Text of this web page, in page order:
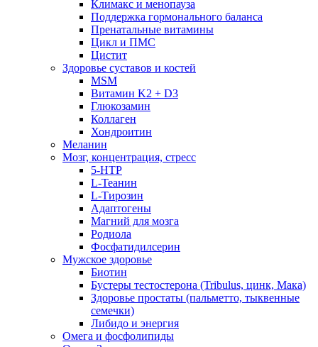
Климакс и менопауза
Поддержка гормонального баланса
Пренатальные витамины
Цикл и ПМС
Цистит
Здоровье суставов и костей
MSM
Витамин K2 + D3
Глюкозамин
Коллаген
Хондроитин
Меланин
Мозг, концентрация, стресс
5-HTP
L-Теанин
L-Тирозин
Адаптогены
Магний для мозга
Родиола
Фосфатидилсерин
Мужское здоровье
Биотин
Бустеры тестостерона (Tribulus, цинк, Мака)
Здоровье простаты (пальметто, тыквенные
семечки)
Либидо и энергия
Омега и фосфолипиды